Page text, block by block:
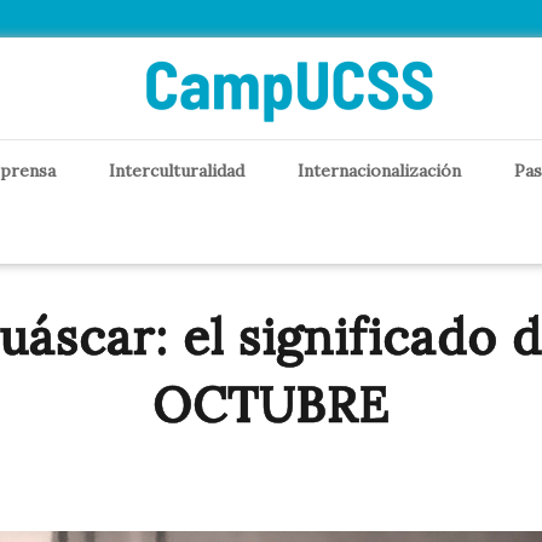
Interculturalidad Internacionalización
el significado
OCTUBRE